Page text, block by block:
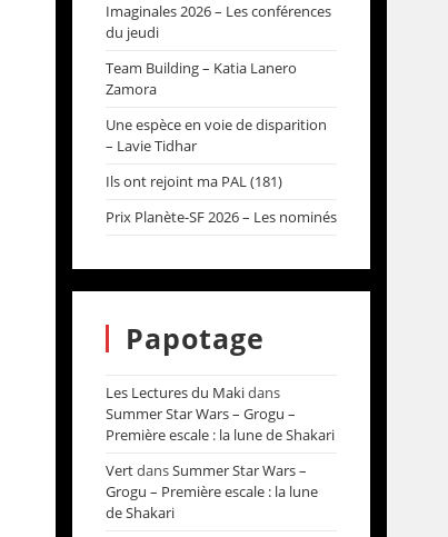
Imaginales 2026 – Les conférences
du jeudi
Team Building – Katia Lanero
Zamora
Une espèce en voie de disparition
– Lavie Tidhar
Ils ont rejoint ma PAL (181)
Prix Planète-SF 2026 – Les nominés
Papotage
Les Lectures du Makidans
Summer Star Wars – Grogu –
Première escale : la lune de Shakari
VertdansSummer Star Wars –
Grogu – Première escale : la lune
de Shakari